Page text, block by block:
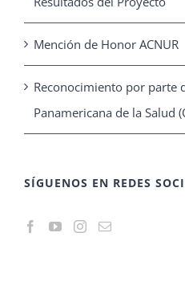
Mención de Honor ACNUR
Reconocimiento por parte
Panamericana de la Salud
SÍGUENOS EN REDES